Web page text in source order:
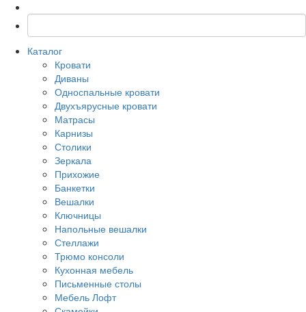
Каталог
Кровати
Диваны
Односпальные кровати
Двухъярусные кровати
Матрасы
Карнизы
Столики
Зеркала
Прихожие
Банкетки
Вешалки
Ключницы
Напольные вешалки
Стеллажи
Трюмо консоли
Кухонная мебель
Письменные столы
Мебель Лофт